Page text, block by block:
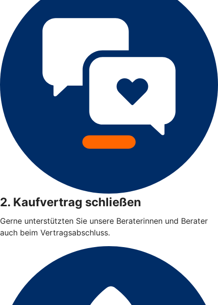
2. Kaufvertrag schließen
Gerne unterstützten Sie unsere Beraterinnen und Berater
auch beim Vertragsabschluss.